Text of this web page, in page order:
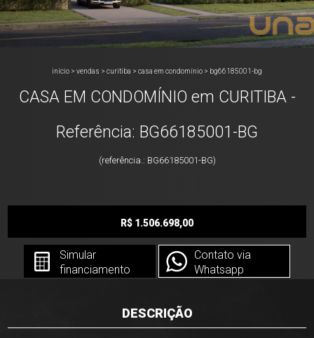
início > vendas > curitiba > casa em condomínio > bg66185001-bg
CASA EM CONDOMÍNIO em CURITIBA -
Referência: BG66185001-BG
(referência.: BG66185001-BG)
R$ 1.506.698,00
Simular
financiamento
Contato via
Whatsapp
DESCRIÇÃO